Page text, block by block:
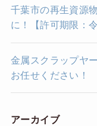
千葉市の再生資源
に！【許可期限：
金属スクラップヤ
お任せください！
アーカイブ